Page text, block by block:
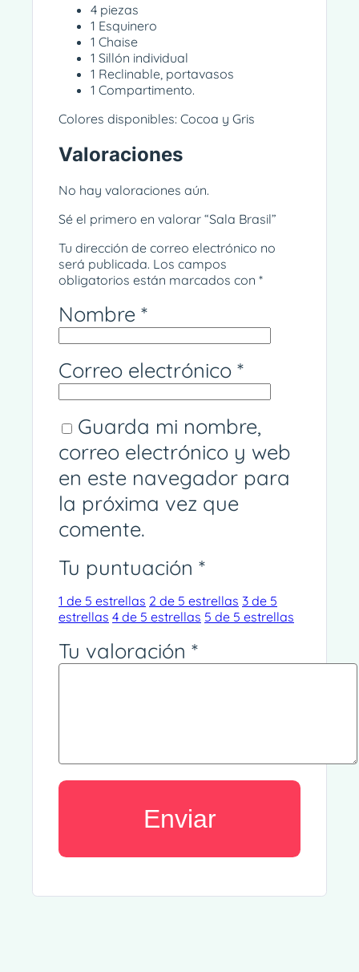
4 piezas
1 Esquinero
1 Chaise
1 Sillón individual
1 Reclinable, portavasos
1 Compartimento.
Colores disponibles: Cocoa y Gris
Valoraciones
No hay valoraciones aún.
Sé el primero en valorar “Sala Brasil”
Tu dirección de correo electrónico no
será publicada. Los campos
obligatorios están marcados con *
Nombre *
Correo electrónico *
Guarda mi nombre,
correo electrónico y web
en este navegador para
la próxima vez que
comente.
Tu puntuación *
1 de 5 estrellas 2 de 5 estrellas 3 de 5
estrellas 4 de 5 estrellas 5 de 5 estrellas
Tu valoración *